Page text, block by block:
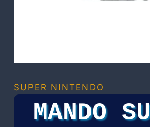
SUPER NINTENDO
MANDO